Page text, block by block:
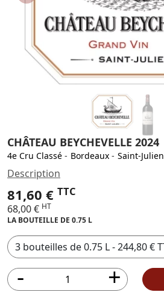
CHÂTEAU BEYCHEVELLE 2024
4e Cru Classé - Bordeaux - Saint-Julien
Description
81,60 € TTC
68,00 € HT
LA BOUTEILLE DE 0.75 L